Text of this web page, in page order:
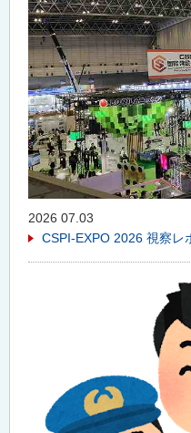
2026 07.03
CSPI-EXPO 2026 視察レ